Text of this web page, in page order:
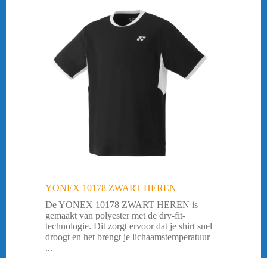
YONEX 10178 ZWART HEREN
De YONEX 10178 ZWART HEREN is
gemaakt van polyester met de dry-fit-
technologie. Dit zorgt ervoor dat je shirt snel
droogt en het brengt je lichaamstemperatuur
...